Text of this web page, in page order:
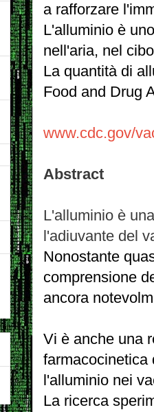
a rafforzare
L'alluminio è
nell'aria, nel
La quantità di
Food and Drug
www.cdc.gov/
Abstract
L'alluminio è
l'adiuvante del
Nonostante
comprensione
ancora
Vi è anche una
l'alluminio nei
La ricerca